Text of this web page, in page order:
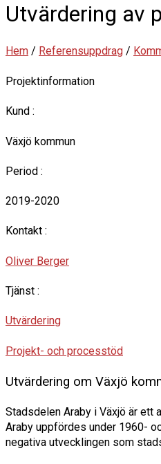
Utvärdering av
Hem / Referensuppdrag /
Projektinformation
Kund :
Växjö kommun
Period :
2019-2020
Kontakt :
Oliver Berger
Tjänst :
Utvärdering
Projekt- och processtöd
Utvärdering om Växjö
Stadsdelen Araby i Växjö är ett
Araby uppfördes under 1960-
negativa utvecklingen som